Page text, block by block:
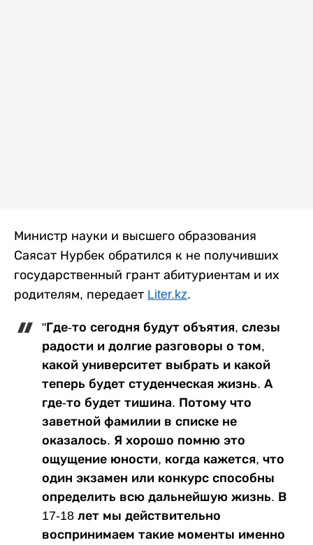
Министр науки и высшего образования
Саясат Нурбек обратился к не получивших
государственный грант абитуриентам и их
родителям, передает Liter.kz.
"Где-то сегодня будут объятия, слезы
радости и долгие разговоры о том,
какой университет выбрать и какой
теперь будет студенческая жизнь. А
где-то будет тишина. Потому что
заветной фамилии в списке не
оказалось. Я хорошо помню это
ощущение юности, когда кажется, что
один экзамен или конкурс способны
определить всю дальнейшую жизнь. В
17-18 лет мы действительно
воспринимаем такие моменты именно